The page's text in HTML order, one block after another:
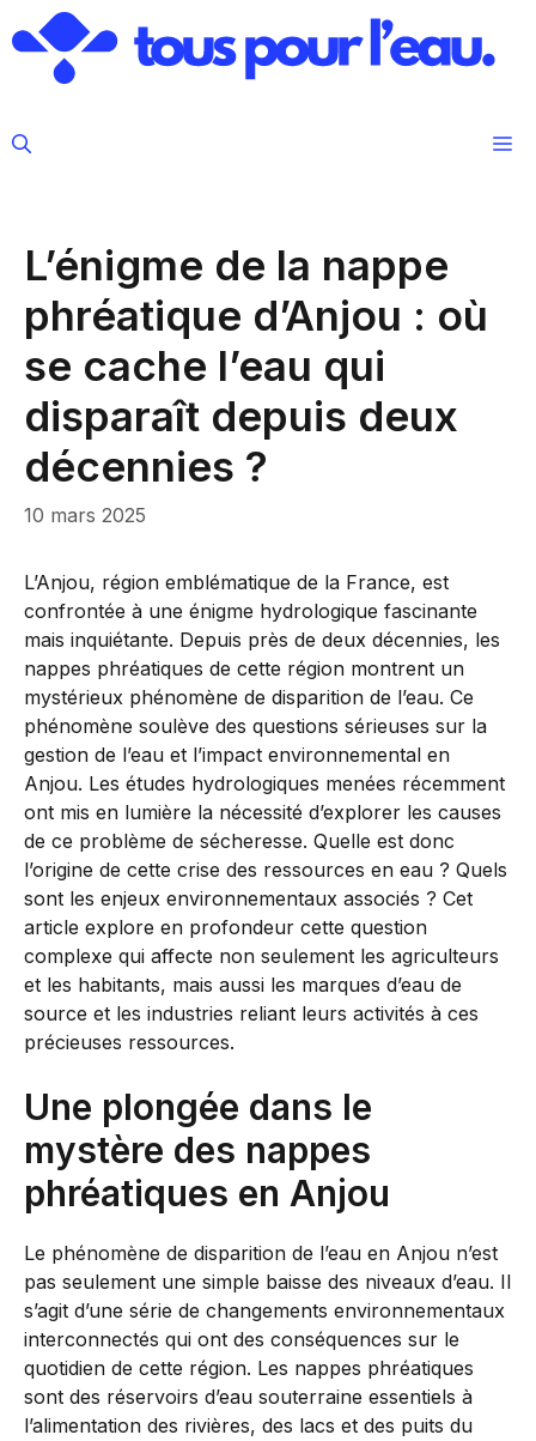
au
contenu
L’énigme de la nappe
phréatique d’Anjou : où
se cache l’eau qui
disparaît depuis deux
décennies ?
10 mars 2025
L’Anjou, région emblématique de la France, est
confrontée à une énigme hydrologique fascinante
mais inquiétante. Depuis près de deux décennies, les
nappes phréatiques de cette région montrent un
mystérieux phénomène de disparition de l’eau. Ce
phénomène soulève des questions sérieuses sur la
gestion de l’eau et l’impact environnemental en
Anjou. Les études hydrologiques menées récemment
ont mis en lumière la nécessité d’explorer les causes
de ce problème de sécheresse. Quelle est donc
l’origine de cette crise des ressources en eau ? Quels
sont les enjeux environnementaux associés ? Cet
article explore en profondeur cette question
complexe qui affecte non seulement les agriculteurs
et les habitants, mais aussi les marques d’eau de
source et les industries reliant leurs activités à ces
précieuses ressources.
Une plongée dans le
mystère des nappes
phréatiques en Anjou
Le phénomène de disparition de l’eau en Anjou n’est
pas seulement une simple baisse des niveaux d’eau. Il
s’agit d’une série de changements environnementaux
interconnectés qui ont des conséquences sur le
quotidien de cette région. Les nappes phréatiques
sont des réservoirs d’eau souterraine essentiels à
l’alimentation des rivières, des lacs et des puits du